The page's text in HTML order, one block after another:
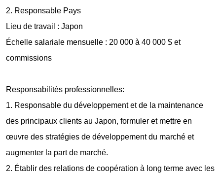
2. Responsable Pays
Lieu de travail : Japon
Échelle salariale mensuelle : 20 000 à 40 000 $ et
commissions
Responsabilités professionnelles:
1. Responsable du développement et de la maintenance
des principaux clients au Japon, formuler et mettre en
œuvre des stratégies de développement du marché et
augmenter la part de marché.
2. Établir des relations de coopération à long terme avec les